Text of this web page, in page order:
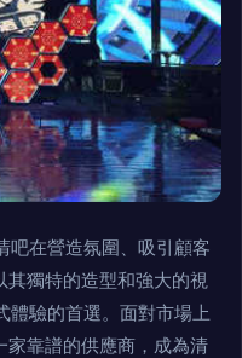
吧在營造氛圍、吸引顧客
獨特的造型和強大的視
體驗的首選。面對市場上
家靠譜的供應商，成為清